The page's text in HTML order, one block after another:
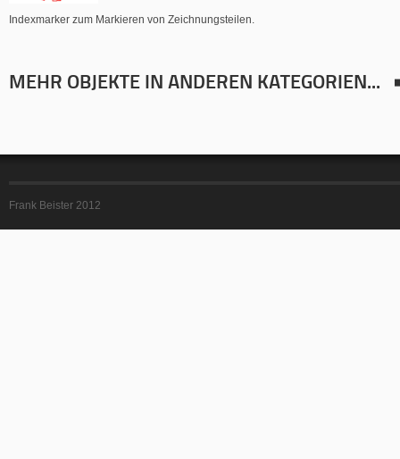
Indexmarker zum Markieren von Zeichnungsteilen.
MEHR OBJEKTE IN ANDEREN KATEGORIEN...
Frank Beister 2012